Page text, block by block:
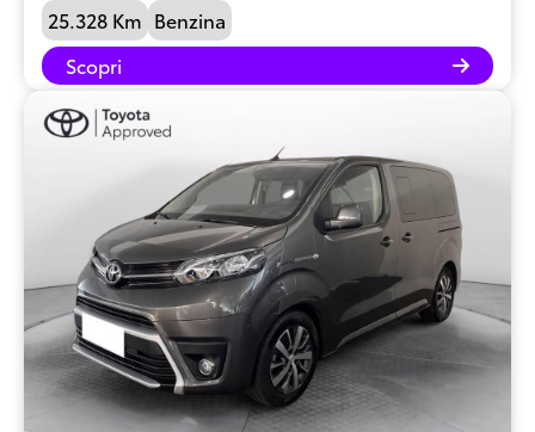
25.328 Km Benzina
Scopri